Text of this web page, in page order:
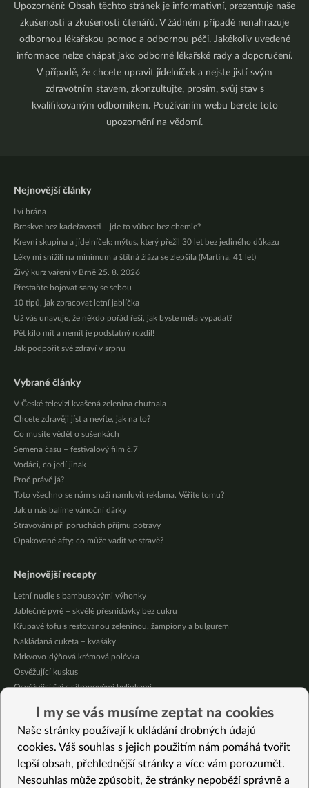
Upozornění: Obsah těchto stránek je informativní, prezentuje naše
zkušenosti a zkušenosti čtenářů. V žádném případě nenahrazuje
odbornou lékařskou pomoc a odbornou péči. Jakékoliv uvedené
informace nelze chápat jako odborné lékařské rady a doporučení.
V případě, že chcete upravit jídelníček a nejste jistí svým
zdravotním stavem, zkonzultujte, prosím, svůj stav s
kvalifikovaným odborníkem. Používáním webu berete toto
upozornění na vědomí.
Nejnovější články
Lví brána
Broskve bez kadeřavosti – jde to vůbec bez chemie?
Krevní skupina a jídelníček: mýtus, který přežil 30 let bez jediného důkazu
Léky mi snížili na minimum a štítná žláza se zlepšila (Martina, 41 let)
Živý kurz vaření v Brně 25. 8. 2026
Přestaňte bojovat samy se sebou
10 tipů, jak zpracovat letní jablíčka
Už vás unavuje, že někdo pořád řeší, jak byste měla vypadat?
Pět kilo mít a nemít je podstatný rozdíl!
Jak podpořit své zdraví v srpnu
Vybrané články
V České televizi kvašená zelenina chutnala
Chcete zdravěji jíst a nevíte, jak na to?
Co musíte vědět o sušenkách
Semena času – festivalový film č.7
Vodáci, co jedí jinak
Proč právě já?
Toto všechno se nám snaží namluvit reklama. Věříte tomu?
Jak u nás balíme vánoční dárky
Stravování při poruchách příjmu potravy
Opakované afty: co může vadit ve stravě?
Nejnovější recepty
Letní nudle s bambusovými výhonky
Jablečné pyré – skvělé přesnídávky bez cukru
Křupavé tofu s restovanou zeleninou, žampiony a bulgurem
Nakládaná cuketa – kvašáky
Mrkvovo-dýňová krémová polévka
Osvěžující kuskus
Osvěžující čaj s citronovými bylinkami
Čokoládové muffiny s mangovým krémem
Meruňky a jablka v citrónovém želé
Vybrané recepty
I my se vás musíme zeptat na cookies
Naše stránky používají k ukládání drobných údajů
cookies. Váš souhlas s jejich použitím nám pomáhá tvořit
lepší obsah, přehlednější stránky a více vám porozumět.
Nesouhlas může způsobit, že stránky nepoběží správně a